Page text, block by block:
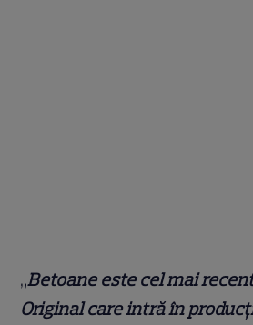
„Betoane este cel mai
Original care intră în